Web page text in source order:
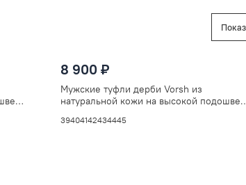
8 900 ₽
Мужские туфли дерби Vorsh из
натуральной кожи на высокой подошве,
39404142434445